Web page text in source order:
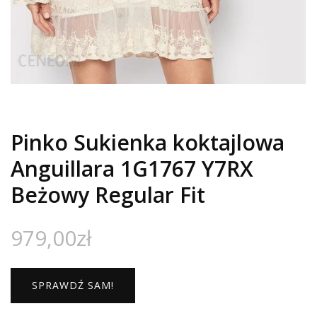
Pinko Sukienka koktajlowa
Anguillara 1G1767 Y7RX
Beżowy Regular Fit
979,00zł
SPRAWDŹ SAM!